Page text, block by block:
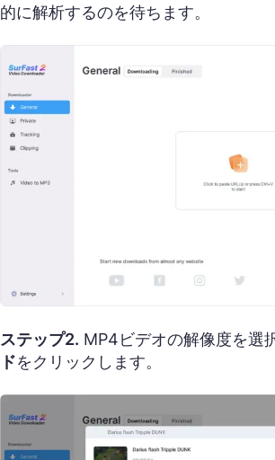
的に解析するのを待ちます。
ステップ2. MP4ビデオの解像度を選
ドをクリックします。